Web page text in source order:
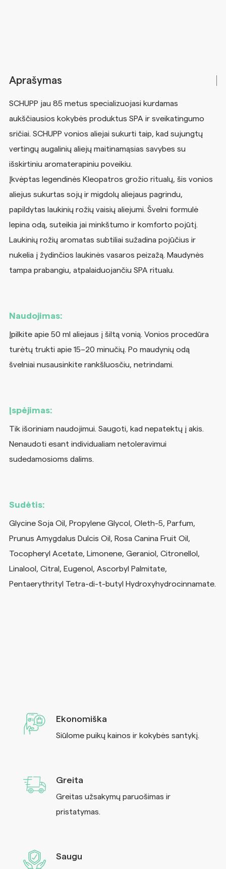
Aprašymas
SCHUPP jau 85 metus specializuojasi kurdamas
aukščiausios kokybės produktus SPA ir sveikatingumo
sričiai. SCHUPP vonios aliejai sukurti taip, kad sujungtų
vertingų augalinių aliejų maitinamąsias savybes su
išskirtiniu aromaterapiniu poveikiu.
Įkvėptas legendinės Kleopatros grožio ritualų, šis vonios
aliejus sukurtas sojų ir migdolų aliejaus pagrindu,
papildytas laukinių rožių vaisių aliejumi. Švelni formulė
lepina odą, suteikia jai minkštumo ir komforto pojūtį.
Laukinių rožių aromatas subtiliai sužadina pojūčius ir
nukelia į žydinčios laukinės vasaros peizažą. Maudynės
tampa prabangiu, atpalaiduojančiu SPA ritualu.
Naudojimas:
Įpilkite apie 50 ml aliejaus į šiltą vonią. Vonios procedūra
turėtų trukti apie 15–20 minučių. Po maudynių odą
švelniai nusausinkite rankšluosčiu, netrindami.
Įspėjimas:
Tik išoriniam naudojimui. Saugoti, kad nepatektų į akis.
Nenaudoti esant individualiam netoleravimui
sudedamosioms dalims.
Sudėtis:
Glycine Soja Oil, Propylene Glycol, Oleth-5, Parfum,
Prunus Amygdalus Dulcis Oil, Rosa Canina Fruit Oil,
Tocopheryl Acetate, Limonene, Geraniol, Citronellol,
Linalool, Citral, Eugenol, Ascorbyl Palmitate,
Pentaerythrityl Tetra-di-t-butyl Hydroxyhydrocinnamate.
Ekonomiška
Siūlome puikų kainos ir kokybės santykį.
Greita
Greitas užsakymų paruošimas ir
pristatymas.
Saugu